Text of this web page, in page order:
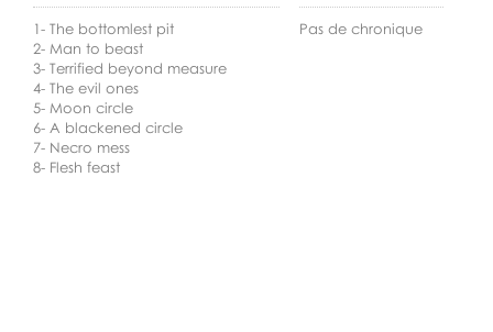
1- The bottomlest pit
2- Man to beast
3- Terrified beyond measure
4- The evil ones
5- Moon circle
6- A blackened circle
7- Necro mess
8- Flesh feast
Pas de chronique